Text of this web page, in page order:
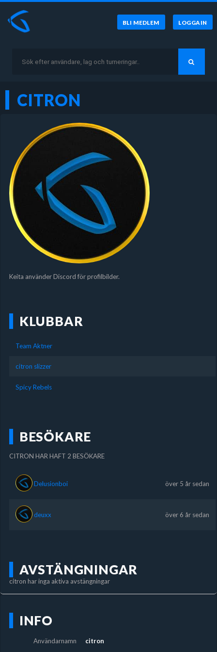
BLI MEDLEM LOGGA IN
CITRON
Keita använder Discord för profilbilder.
KLUBBAR
Team Aktner
citron slizzer
Spicy Rebels
BESÖKARE
CITRON HAR HAFT 2 BESÖKARE
Delusionboi över 5 år sedan
deuxx över 6 år sedan
AVSTÄNGNINGAR
citron har inga aktiva avstängningar
INFO
Användarnamn citron